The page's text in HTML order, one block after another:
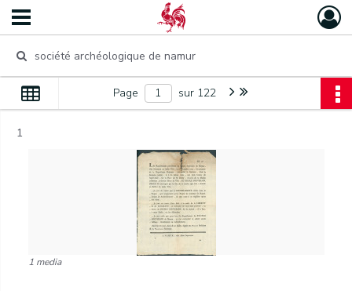
Page sur 122
1
1 media